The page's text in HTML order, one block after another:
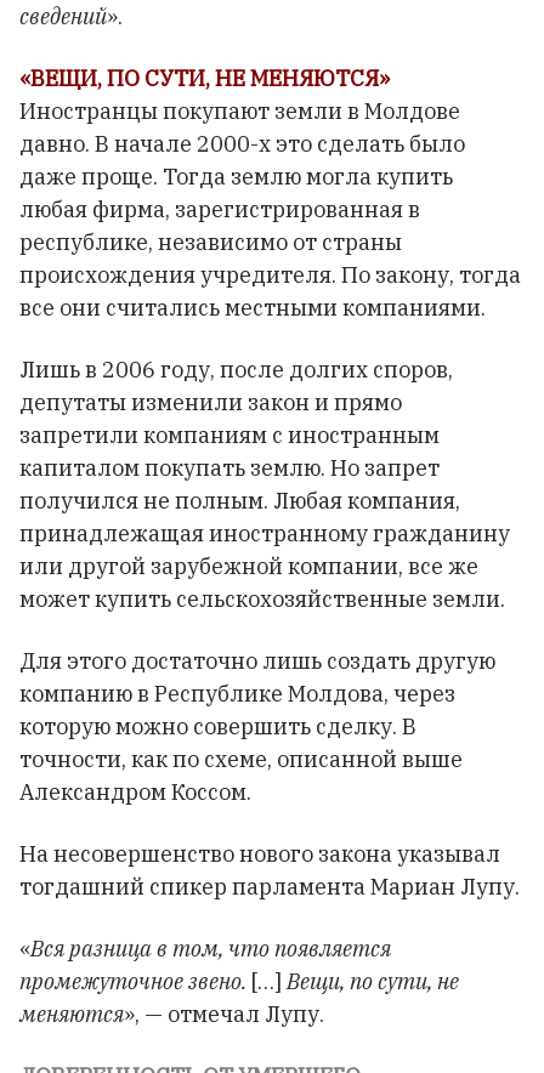
сведений».
«ВЕЩИ, ПО СУТИ, НЕ МЕНЯЮТСЯ»
Иностранцы покупают земли в Молдове
давно. В начале 2000-х это сделать было
даже проще. Тогда землю могла купить
любая фирма, зарегистрированная в
республике, независимо от страны
происхождения учредителя. По закону, тогда
все они считались местными компаниями.
Лишь в 2006 году, после долгих споров,
депутаты изменили закон и прямо
запретили компаниям с иностранным
капиталом покупать землю. Но запрет
получился не полным. Любая компания,
принадлежащая иностранному гражданину
или другой зарубежной компании, все же
может купить сельскохозяйственные земли.
Для этого достаточно лишь создать другую
компанию в Республике Молдова, через
которую можно совершить сделку. В
точности, как по схеме, описанной выше
Александром Коссом.
На несовершенство нового закона указывал
тогдашний спикер парламента Мариан Лупу.
«Вся разница в том, что появляется
промежуточное звено. […]Вещи, по сути, не
меняются», — отмечал Лупу.